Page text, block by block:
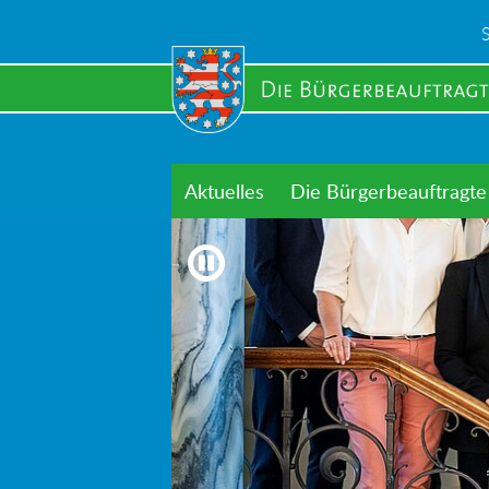
main
Aktuelles Die Bürgerbeauftragte